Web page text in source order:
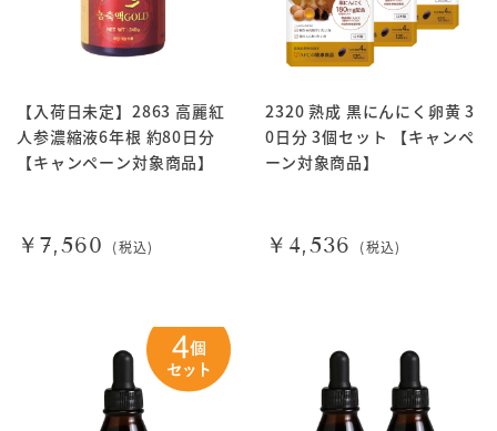
【入荷日未定】2863 高麗紅
人参濃縮液6年根 約80日分
【キャンペーン対象商品】
￥7,560 (税込)
2320 熟成 黒にんにく卵黄 3
0日分 3個セット 【キャンペ
ーン対象商品】
￥4,536 (税込)